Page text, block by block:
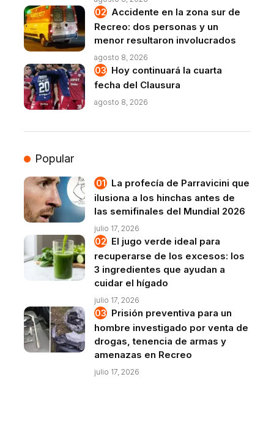
Accidente en la zona sur de
Recreo: dos personas y un
menor resultaron involucrados
agosto 8, 2026
Hoy continuará la cuarta
fecha del Clausura
agosto 8, 2026
Popular
La profecía de Parravicini que
ilusiona a los hinchas antes de
las semifinales del Mundial 2026
julio 17, 2026
El jugo verde ideal para
recuperarse de los excesos: los
3 ingredientes que ayudan a
cuidar el hígado
julio 17, 2026
Prisión preventiva para un
hombre investigado por venta de
drogas, tenencia de armas y
amenazas en Recreo
julio 17, 2026